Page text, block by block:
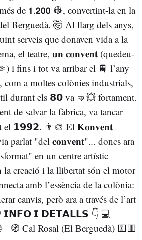
de 𝟭.𝟮𝟬𝟬 👷, convertint-la en la
🤯 Al llarg dels anys,
serveis que donaven vida a la
el teatre, 𝐮𝐧 𝐜𝐨𝐧𝐯𝐞𝐧𝐭 (quedeu-
i fins i tot va arribar el 🚆 l’any
a moltes colònies industrials,
durant els 𝟴𝟬 va 🤜💥 fortament.
de salvar la fàbrica, va tancar
el 𝟭𝟵𝟵𝟮. 👨🎨 𝐄𝐥 𝐊𝐨𝐧𝐯𝐞𝐧𝐭
parlat "del 𝐜𝐨𝐧𝐯𝐞𝐧𝐭"... doncs ara
en un centre artístic
creació i la llibertat són el motor
amb l’essència de la colònia:
canvis, però ara a través de l’art
𝗜𝗡𝗙𝗢 𝗜 𝗗𝗘𝗧𝗔𝗟𝗟𝗦 👇 💻
🧭 Cal Rosal (El Berguedà) 🟨🟥